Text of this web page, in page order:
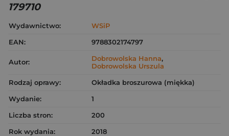
179710
Wydawnictwo:
WSiP
EAN:
9788302174797
Autor: Dobrowolska Hanna,
Dobrowolska Urszula
Rodzaj oprawy:
Okładka broszurowa (miękka)
Wydanie:
1
Liczba stron:
200
Rok wydania:
2018